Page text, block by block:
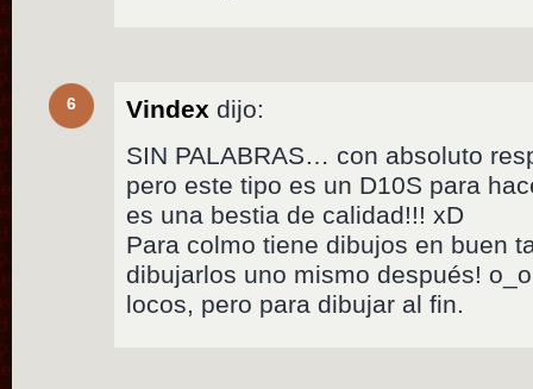
6 Vindex dijo:
SIN PALABRAS… con absoluto
pero este tipo es un D10S para
es una bestia de calidad!!! xD
Para colmo tiene dibujos en buen
dibujarlos uno mismo después!
locos, pero para dibujar al fin.